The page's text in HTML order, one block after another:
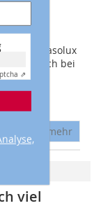
⇗
von
Firma Glasolux
Doch bei
mehr
viel